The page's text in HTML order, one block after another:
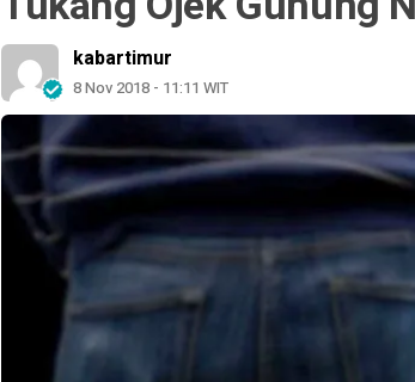
kabartimur
8 Nov 2018 - 11:11 WIT